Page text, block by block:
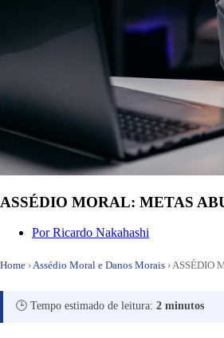
ASSÉDIO MORAL: METAS
PorRicardo Nakahashi
Home ›Assédio Moral e Danos Morais ›ASSÉDIO
🕒 Tempo estimado de leitura: 2 minutos